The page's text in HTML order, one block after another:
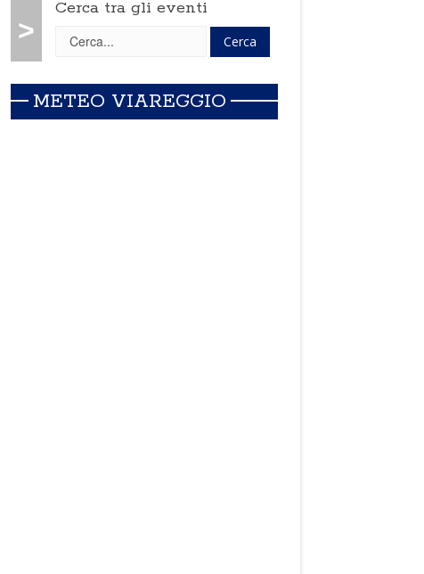
>
Cerca tra gli eventi
METEO VIAREGGIO